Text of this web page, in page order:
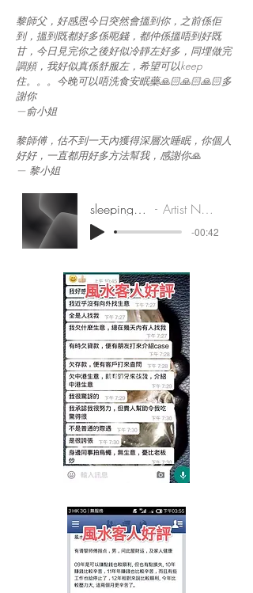
黎師父，好感恩今日突然會搵到你，之前係佢
到，搵到既都好多係呃錢，都仲係搵唔到好既
甘，今日見完你之後好似冷靜左好多，同埋做完
調頻，我好似真係舒服左，希望可以keep
住。。。今晚可以唔洗食安眠藥🙏🏻🙏🏻🙏🏻多
謝你
—俞小姐
黎師傅，估不到一天內獲得深層次睡眠，你個人
好好，一直都用好多方法幫我，感謝你🙏
— 黎小姐
sleepingwell Artist Name
-00:42